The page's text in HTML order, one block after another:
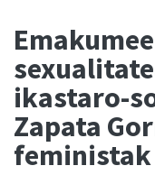
ikastaro-
Zapata
feministak